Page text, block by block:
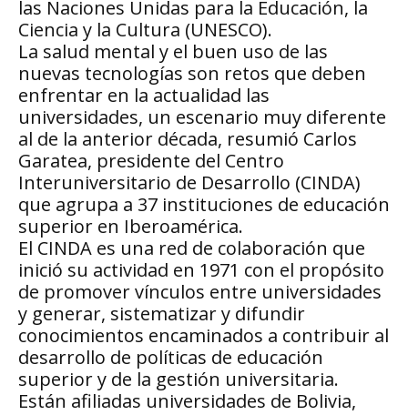
las Naciones Unidas para la Educación, la
Ciencia y la Cultura (UNESCO).
La salud mental y el buen uso de las
nuevas tecnologías son retos que deben
enfrentar en la actualidad las
universidades, un escenario muy diferente
al de la anterior década, resumió Carlos
Garatea, presidente del Centro
Interuniversitario de Desarrollo (CINDA)
que agrupa a 37 instituciones de educación
superior en Iberoamérica.
El CINDA es una red de colaboración que
inició su actividad en 1971 con el propósito
de promover vínculos entre universidades
y generar, sistematizar y difundir
conocimientos encaminados a contribuir al
desarrollo de políticas de educación
superior y de la gestión universitaria.
Están afiliadas universidades de Bolivia,